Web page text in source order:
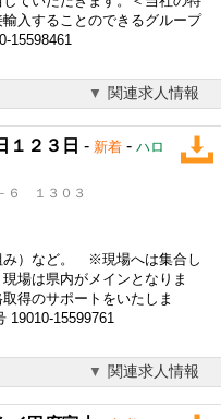
入することのできるグループ
15598461
関連求人情報
１２３日 - 新着 - ハロ
６ １３０３
み）など。 ※現場へは集合し
場は県内がメインとなりま
のサポートをいたしま
15599761
関連求人情報